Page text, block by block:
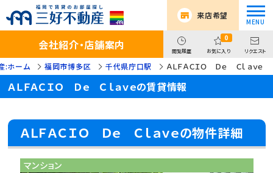
来店希望
会社紹介・店舗案内 閲覧履歴
0
お気に入り リクエスト
:ホーム 福岡市博多区 千代県庁口駅 ＡＬＦＡＣＩＯ Ｄｅ Ｃｌａｖｅ
ＡＬＦＡＣＩＯ Ｄｅ Ｃｌａｖｅの賃貸情報
ＡＬＦＡＣＩＯ Ｄｅ Ｃｌａｖｅの物件詳細
マンション